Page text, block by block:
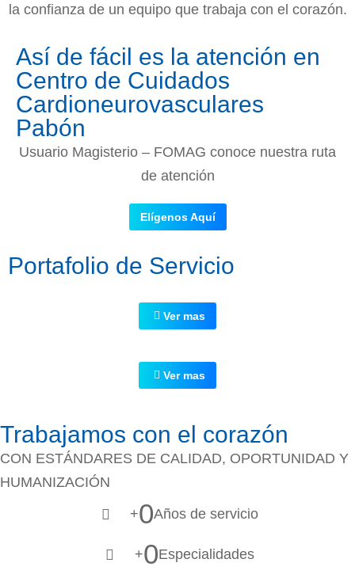
la confianza de un equipo que trabaja con el corazón.
Así de fácil es la atención en
Centro de Cuidados
Cardioneurovasculares
Pabón
Usuario Magisterio – FOMAG conoce nuestra ruta
de atención
Elígenos Aquí
Portafolio de Servicio
Ver mas
Ver mas
Trabajamos con el corazón
CON ESTÁNDARES DE CALIDAD, OPORTUNIDAD Y
HUMANIZACIÓN
+0Años de servicio
+0Especialidades